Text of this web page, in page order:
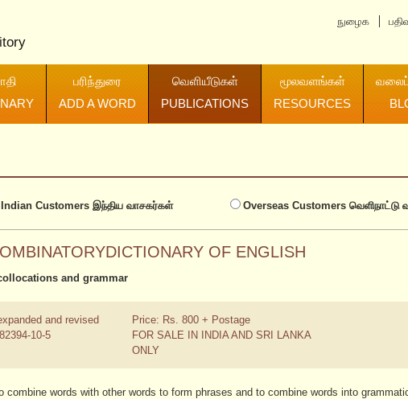
பரிந்துரை
ADD A WORD
வெளியீடுகள்
PUBLICATIONS
மூலவளங்கள்
RESOURCES
நுழைக
Indian Customers இந்திய வாசகர்கள் Overseas Customers வெளிநாட்டு
OF ENGLISH
and grammar
and revised
10-5
Price: Rs. 800 + Postage
FOR SALE IN INDIA AND SRI LANKA
ONLY
combine words with other words to form phrases and to combine words into